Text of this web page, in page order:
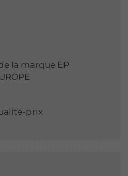
la marque EP
prix